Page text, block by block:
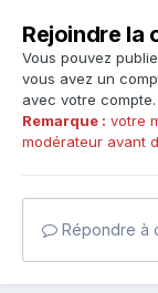
Rejoindre la
Vous pouvez
vous avez un
avec votre compte.
Remarque : votre
modérateur avant
Répondre à